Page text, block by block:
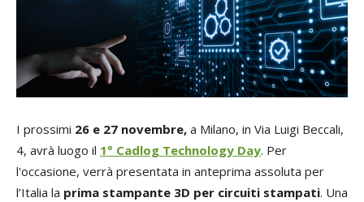
I prossimi 26 e 27 novembre, a Milano, in Via Luigi Beccali,
4, avrà luogo il 1° Cadlog Technology Day. Per
l'occasione, verrà presentata in anteprima assoluta per
l’Italia la prima stampante 3D per circuiti stampati. Una